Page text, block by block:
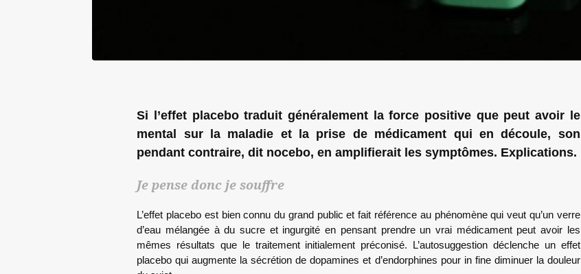
Si l’effet placebo traduit généralement la force positive que peut avoir le
mental sur la maladie et la prise de médicament qui en découle, son
pendant contraire, dit nocebo, en amplifierait les symptômes. Explications.
Je pense donc je souffre
L’effet placebo est bien connu du grand public et fait référence au phénomène qui veut qu’un verre
d’eau mélangée à du sucre et ingurgité en pensant prendre un vrai médicament peut avoir les
mêmes résultats que le traitement initialement préconisé. L’autosuggestion déclenche un effet
placebo qui augmente la sécrétion de dopamines et d’endorphines pour in fine diminuer la douleur